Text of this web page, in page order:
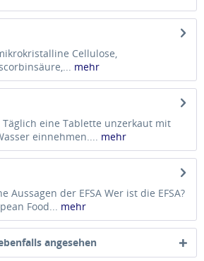
Cellulose,
mehr
eine Tablette unzerkaut mit
einnehmen.... mehr
Aussagen der EFSA Wer ist die EFSA?
Food... mehr
angesehen